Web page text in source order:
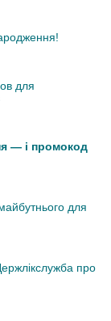
для
— і промокод
для
про